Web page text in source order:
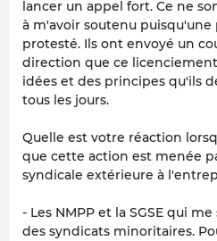
lancer un appel fort. Ce ne
à m'avoir soutenu
protesté. Ils ont envoyé un
direction que ce
idées et des principes qu'ils
tous les jours.
Quelle est votre réaction
que cette action est menée
syndicale extérieure à
- Les NMPP et la SGSE qui
des syndicats minoritaires.